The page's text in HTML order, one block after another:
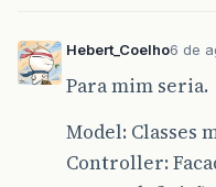
Hebert_Coelho6 de
Para mim seria.
Model: Classes
Controller: